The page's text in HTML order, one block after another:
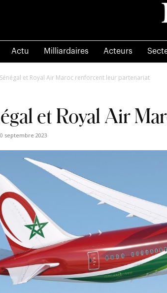
Actu Milliardaires Acteurs
et Royal Air Maroc renforcent leur partenariat
et Royal Air
septembre 2023